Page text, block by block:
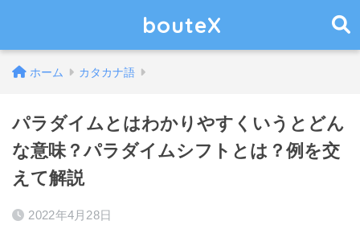
bouteX
ホーム カタカナ語
パラダイムとはわかりやすくいうとどん
な意味？パラダイムシフトとは？例を交
えて解説
2022年4月28日